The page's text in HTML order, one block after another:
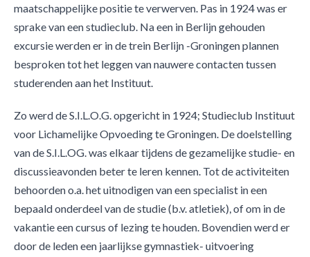
maatschappelijke positie te verwerven. Pas in 1924 was er
sprake van een studieclub. Na een in Berlijn gehouden
excursie werden er in de trein Berlijn -Groningen plannen
besproken tot het leggen van nauwere contacten tussen
studerenden aan het Instituut.
Zo werd de S.I.L.O.G. opgericht in 1924; Studieclub Instituut
voor Lichamelijke Opvoeding te Groningen. De doelstelling
van de S.I.L.OG. was elkaar tijdens de gezamelijke studie- en
discussieavonden beter te leren kennen. Tot de activiteiten
behoorden o.a. het uitnodigen van een specialist in een
bepaald onderdeel van de studie (b.v. atletiek), of om in de
vakantie een cursus of lezing te houden. Bovendien werd er
door de leden een jaarlijkse gymnastiek- uitvoering